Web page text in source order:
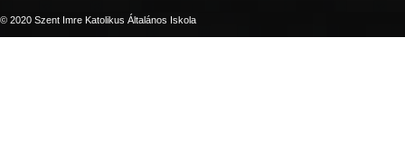
© 2020 Szent Imre Katolikus Általános Iskola